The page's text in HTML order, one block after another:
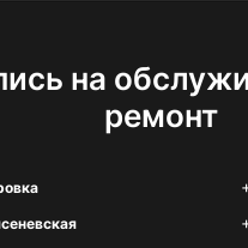
на
ремонт